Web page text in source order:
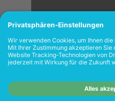
<
FOLGEN